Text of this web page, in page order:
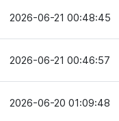
2026-06-21 00:48:45
2026-06-21 00:46:57
2026-06-20 01:09:48